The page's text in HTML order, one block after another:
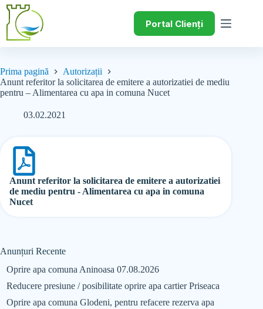
Portal Clienți
Prima pagină
Autorizații
Anunt referitor la solicitarea de emitere a autorizatiei de mediu
pentru – Alimentarea cu apa in comuna Nucet
03.02.2021
Anunt referitor la solicitarea de emitere a autorizatiei
de mediu pentru - Alimentarea cu apa in comuna
Nucet
Anunțuri Recente
Oprire apa comuna Aninoasa 07.08.2026
Reducere presiune / posibilitate oprire apa cartier Priseaca
Oprire apa comuna Glodeni, pentru refacere rezerva apa